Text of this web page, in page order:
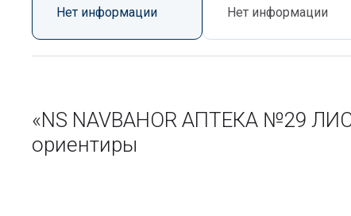
Нет информации
Нет информации
«NS NAVBAHOR АПТЕКА №29
ориентиры